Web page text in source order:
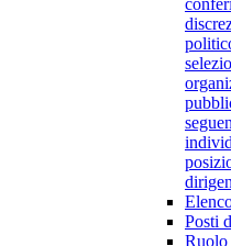
Posti
Ruolo